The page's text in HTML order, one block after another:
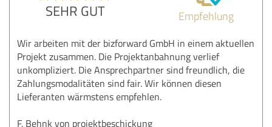
SEHR GUT Empfehlung
Wir arbeiten mit der bizforward GmbH in einem aktuellen
Projekt zusammen. Die Projektanbahnung verlief
unkompliziert. Die Ansprechpartner sind freundlich, die
Zahlungsmodalitäten sind fair. Wir können diesen
Lieferanten wärmstens empfehlen.
F. Behnk von projektbeschickung